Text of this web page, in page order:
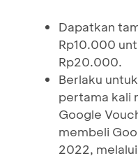
Dapatkan
Rp10.000
Rp20.000.
Berlaku
pertama kali
Google
membeli
2022,